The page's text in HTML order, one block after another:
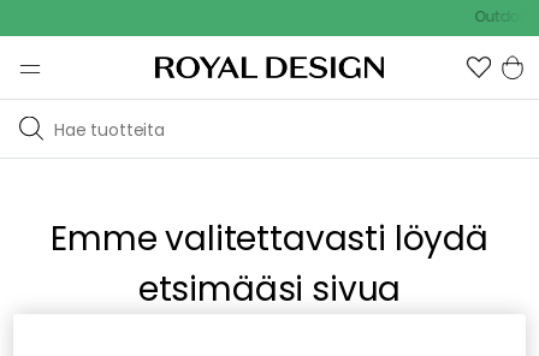
Outdoor
Emme valitettavasti löydä
etsimääsi sivua